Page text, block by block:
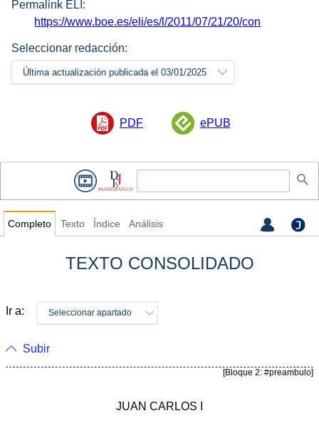
Permalink ELI:
https://www.boe.es/eli/es/l/2011/07/21/20/con
Seleccionar redacción:
Última actualización publicada el 03/01/2025
PDF ePUB
Completo Texto Índice Análisis
TEXTO CONSOLIDADO
Ir a: Seleccionar apartado
Subir
[Bloque 2: #preambulo]
JUAN CARLOS I